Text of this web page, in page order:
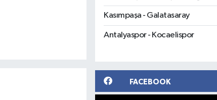
Kasımpaşa - Galatasaray
Antalyaspor - Kocaelispor
FACEBOOK